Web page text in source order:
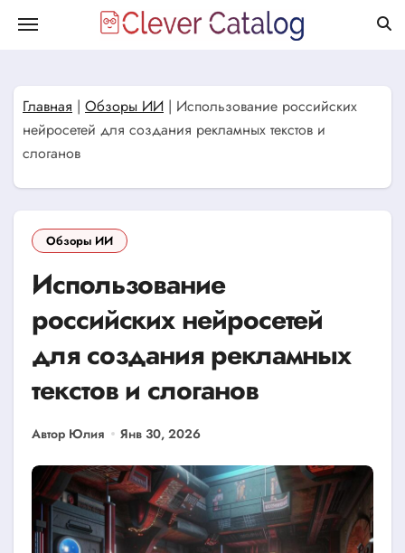
Главная | Обзоры ИИ | Использование российских
нейросетей для создания рекламных текстов и
слоганов
Обзоры ИИ
Использование
российских нейросетей
для создания рекламных
текстов и слоганов
Автор Юлия Янв 30, 2026